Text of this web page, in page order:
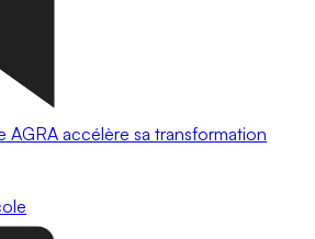
AGRA accélère sa transformation